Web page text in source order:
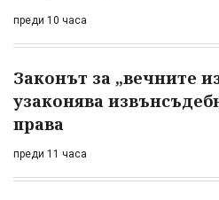
преди 10 часа
Законът за „вечните
узаконява
права
преди 11 часа